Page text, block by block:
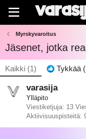
Myrskyvaroitus
Jäsenet, jotka
Kaikki (1) Tykkää
varasija
Ylläpito
Viestiketjuja 13
Aktiivisuuspisteitä